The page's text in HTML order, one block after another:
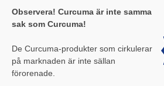
Observera! Curcuma är inte samma
sak som Curcuma!
De Curcuma-produkter som cirkulerar
på marknaden är inte sällan
förorenade.